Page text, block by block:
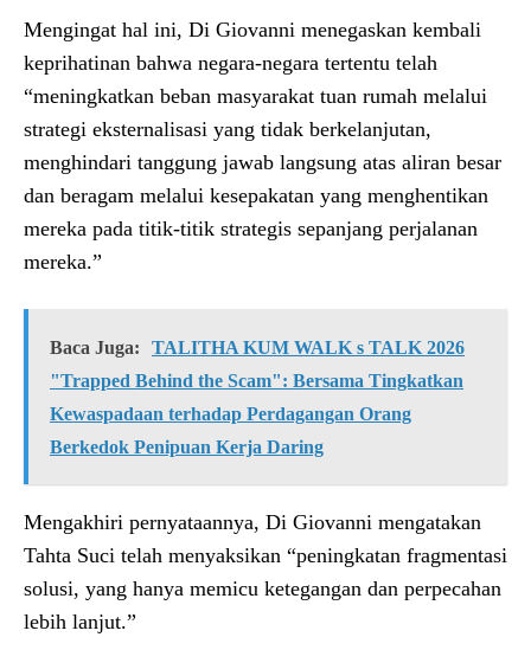
Mengingat hal ini, Di Giovanni menegaskan kembali
keprihatinan bahwa negara-negara tertentu telah
“meningkatkan beban masyarakat tuan rumah melalui
strategi eksternalisasi yang tidak berkelanjutan,
menghindari tanggung jawab langsung atas aliran besar
dan beragam melalui kesepakatan yang menghentikan
mereka pada titik-titik strategis sepanjang perjalanan
mereka.”
Baca Juga:
TALITHA KUM WALK s TALK 2026
"Trapped Behind the Scam": Bersama Tingkatkan
Kewaspadaan terhadap Perdagangan Orang
Berkedok Penipuan Kerja Daring
Mengakhiri pernyataannya, Di Giovanni mengatakan
Tahta Suci telah menyaksikan “peningkatan fragmentasi
solusi, yang hanya memicu ketegangan dan perpecahan
lebih lanjut.”